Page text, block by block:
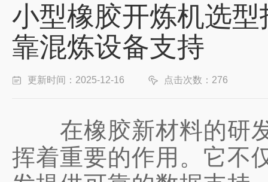
小型橡胶开炼机选
靠混炼设备支持
更新时间：2025-12-16 点击次数：276
在橡胶新材料的研发
挥着重要的作用。它不